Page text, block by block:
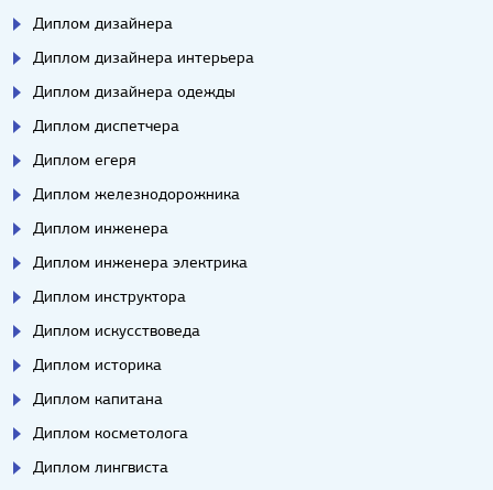
Диплом дизайнера
Диплом дизайнера интерьера
Диплом дизайнера одежды
Диплом диспетчера
Диплом егеря
Диплом железнодорожника
Диплом инженера
Диплом инженера электрика
Диплом инструктора
Диплом искусствоведа
Диплом историка
Диплом капитана
Диплом косметолога
Диплом лингвиста